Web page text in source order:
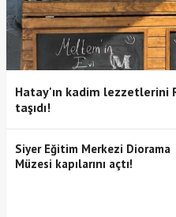
Hatay'ın kadim lezzetlerini
taşıdı!
Siyer Eğitim Merkezi Diorama
Müzesi kapılarını açtı!